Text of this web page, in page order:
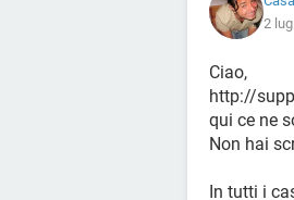
2
Ciao,
http://
qui ce ne
Non hai
In tutti i